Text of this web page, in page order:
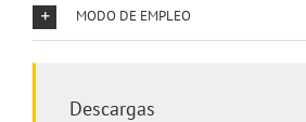
MODO DE EMPLEO
Descargas